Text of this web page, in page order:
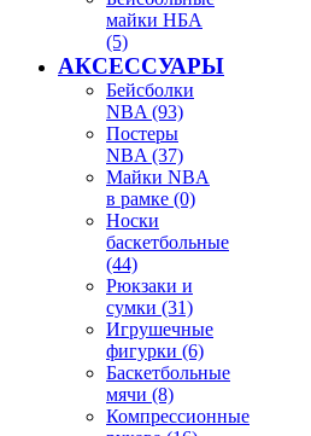
майки НБА
(5)
АКСЕССУАРЫ
Бейсболки
NBA (93)
Постеры
NBA (37)
Майки NBA
в рамке (0)
Носки
баскетбольные
(44)
Рюкзаки и
сумки (31)
Игрушечные
фигурки (6)
Баскетбольные
мячи (8)
Компрессионные